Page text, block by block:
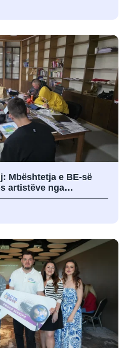
Mbështetja e BE-së
artistëve nga…